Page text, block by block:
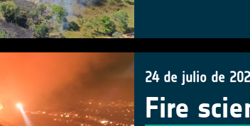
24 de julio de
Fire